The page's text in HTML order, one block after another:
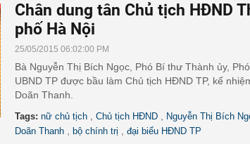
Chân dung tân Chủ tịch HĐND
phố Hà Nội
25/05/2015 06:02:00 PM
Bà Nguyễn Thị Bích Ngọc, Phó Bí thư Thành ủy,
UBND TP được bầu làm Chủ tịch HĐND TP, kế
Doãn Thanh.
Tags: nữ chủ tịch Chủ tịch HĐND Nguyễn Thị Bích
Doãn Thanh
bộ chính trị đại biểu HĐND TP